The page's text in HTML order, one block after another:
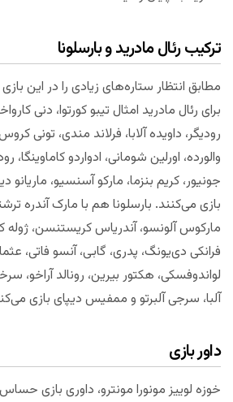
ترکیبرئال مادرید و بارسلونا
مطابق انتظار ستاره‌های زیادی را در این
برای رئال مادرید امثال تیبو کورتوا، دنی
رودیگر، داویده آلابا، فرلاند مندی، تونی
والورده، اورلین شومانی، ادواردو
جونیور، کریم بنزما، مارکو آسنسیو،
بازی می‌کنند. بارسلونا هم با مارک آندره
مارکوس آلونسو، آندریاس کریستنسن، ژوله
فرانکی دی‌یونگ، پدری، گابی، آنسو فاتی،
لواندوفسکی، هکتور بیرین، رونالد آراخو،
آلبا، سرجی آلبرتو و ممفیس دیپای بازی
داور بازی
خوزه لوییز مونورا مونترو، داوری بازی حساس